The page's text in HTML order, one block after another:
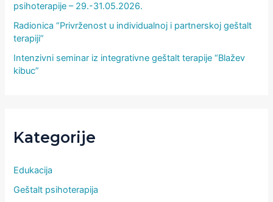
psihoterapije – 29.-31.05.2026.
Radionica “Privrženost u individualnoj i partnerskoj geštalt
terapiji”
Intenzivni seminar iz integrativne geštalt terapije “Blažev
kibuc”
Kategorije
Edukacija
Geštalt psihoterapija